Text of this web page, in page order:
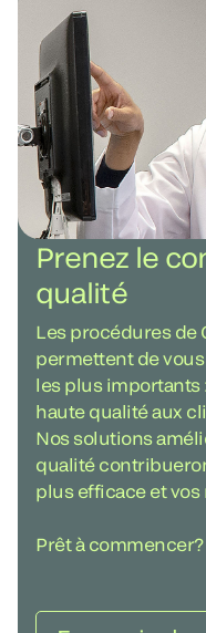
Prenez le
qualité
Les procédures de
permettent de
les plus importants
haute qualité aux
Nos solutions
qualité
plus efficace et
Prêt à commencer?